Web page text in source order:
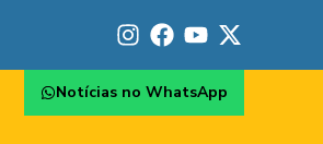
Notícias no WhatsApp